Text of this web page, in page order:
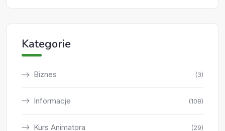
Kategorie
Biznes (3)
Informacje (108)
Kurs Animatora (29)